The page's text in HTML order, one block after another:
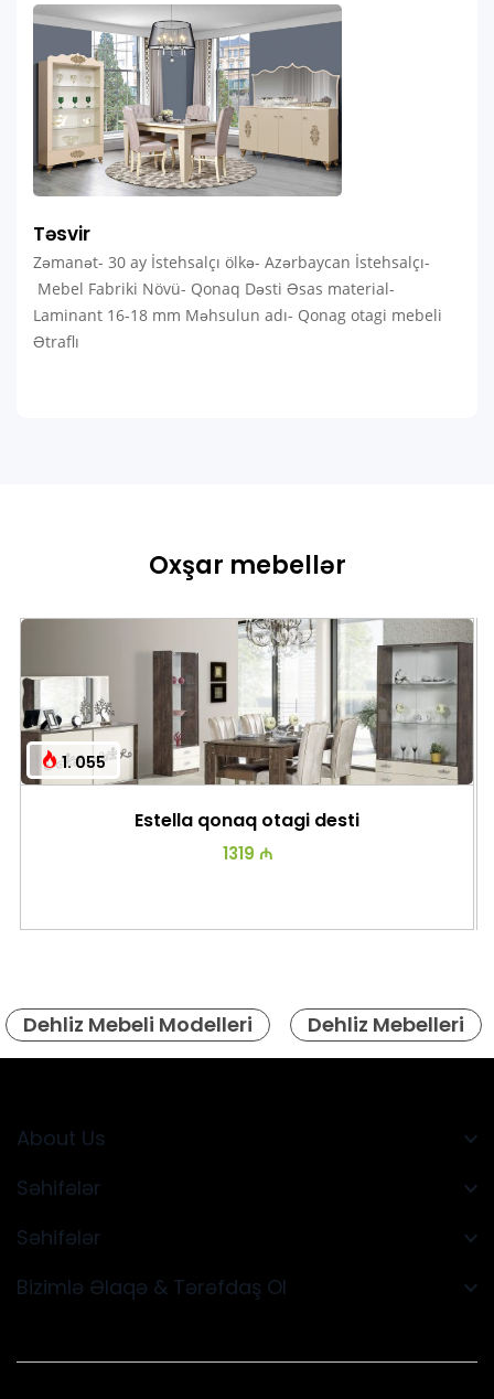
Təsvir
Zəmanət- 30 ay İstehsalçı ölkə- Azərbaycan İstehsalçı-
Mebel Fabriki Növü- Qonaq Dəsti Əsas material-
Laminant 16-18 mm Məhsulun adı- Qonag otagi mebeli
Ətraflı
Oxşar mebellər
1. 055
Estella qonaq otagi desti
1319 ₼
Dehliz Mebeli Modelleri Dehliz Mebelleri
About Us
Səhifələr
Səhifələr
Bizimlə Əlaqə & Tərəfdaş Ol